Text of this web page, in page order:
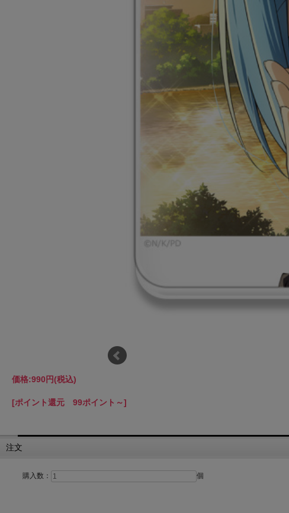
価格:990円(税込)
[ポイント還元 99ポイント～]
注文
購入数： 個